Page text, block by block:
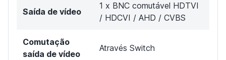
Saída de vídeo
1 x BNC comutável HDTVI
/ HDCVI / AHD / CVBS
Comutação
saída de vídeo
Através Switch